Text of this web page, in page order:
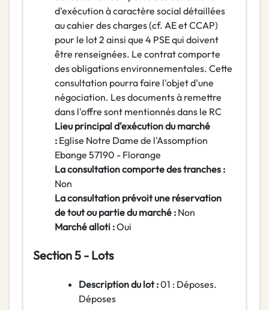
d'exécution à caractère social détaillées
au cahier des charges (cf. AE et CCAP)
pour le lot 2 ainsi que 4 PSE qui doivent
être renseignées. Le contrat comporte
des obligations environnementales. Cette
consultation pourra faire l'objet d'une
négociation. Les documents à remettre
dans l'offre sont mentionnés dans le RC
Lieu principal d'exécution du marché
: Eglise Notre Dame de l'Assomption
Ebange 57190 - Florange
La consultation comporte des tranches :
Non
La consultation prévoit une réservation
de tout ou partie du marché : Non
Marché alloti :Oui
Section 5 - Lots
Description du lot :01 : Déposes.
Déposes